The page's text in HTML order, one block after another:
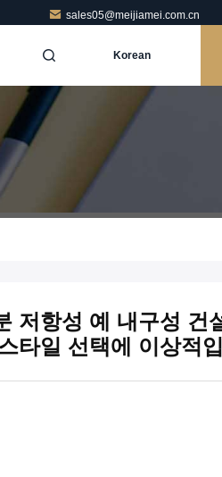
sales05@meijiamei.com.cn
Korean
저항성 예 내구성 건
타일 선택에 이상적